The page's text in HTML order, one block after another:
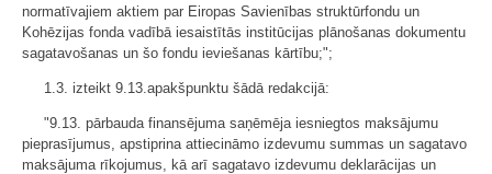
normatīvajiem aktiem par Eiropas Savienības struktūrfondu un
Kohēzijas fonda vadībā iesaistītās institūcijas plānošanas dokumentu
sagatavošanas un šo fondu ieviešanas kārtību;";
1.3. izteikt 9.13.apakšpunktu šādā redakcijā:
"9.13. pārbauda finansējuma saņēmēja iesniegtos maksājumu
pieprasījumus, apstiprina attiecināmo izdevumu summas un sagatavo
maksājuma rīkojumus, kā arī sagatavo izdevumu deklarācijas un